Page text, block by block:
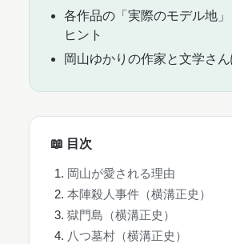
各作品の「実際のモデル地
ヒント
岡山ゆかりの作家と文学さ
📖 目次
岡山が愛される理由
本陣殺人事件（横溝正史）
獄門島（横溝正史）
八つ墓村（横溝正史）